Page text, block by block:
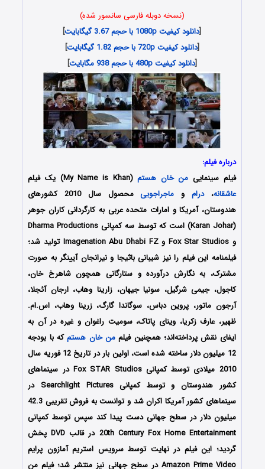
(نسخه دوبله فارسی سانسور شده)
[دانلود کیفیت 1080p با حجم 3.67 گیگابایت
]
[دانلود کیفیت 720p با حجم 1.82 گیگابایت
]
[دانلود کیفیت 480p با حجم 938 مگابایت ]
درباره فیلم:
فیلم سینمایی من خان هستم(My Name is Khan) یک فیلم
عاشقانه،درام و ماجراجویی
محصول سال 2010 کشورهای
هندوستان، آمریکا و امارات متحده عربی به کارگردانی کاران جوهر
(Karan Johar) است که توسط سه کمپانی Dharma Productions
و Fox Star Studios و Imagenation Abu Dhabi FZ تولید شد؛
فیلمنامه این فیلم را نیز شیبانی باثیجا و نیرانجان آیینگر به صورت
مشترک، به نگارش درآورده و ستارگانی همچون شاهرخ خان،
کاجول، جیمی شرگیل، سونیا جیهان، زارینا وهاب، ارجان آئجلا،
آرجون ماتور، پروین دباس، سوگاندا گارگ، زرینا وهاب، اس.ام.
ظهیر، عارف زکریا، وینای پاتاک، سومیت راغوان و غیره در آن به
ایفای نقش پرداخته‌اند؛ همچنین فیلم من خان هستمکه با بودجه
12 میلیون دلار ساخته شده است، اولین بار در تاریخ 12 فوریه سال
2010 میلادی توسط کمپانی Fox STAR Studios در سینماهای
کشور هندوستان و توسط کمپانی Searchlight Pictures در
سینماهای کشور آمریکا اکران شد و توانست به فروش تقریبی 42.3
میلیون دلار در سطح جهانی دست پیدا کند سپس توسط کمپانی
20th Century Fox Home Entertainment در قالب DVD پخش
گردید؛ این فیلم در نهایت توسط سرویس استریم آمازون پرایم
Amazon Prime Video در سطح جهانی نیز منتشر شد؛ فیلم من